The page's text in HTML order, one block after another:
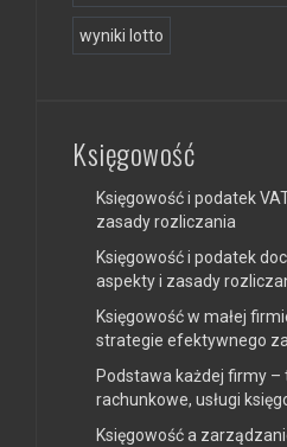
wyniki lotto
Księgowość
Księgowość i podatek
zasady rozliczania
Księgowość i podatek
aspekty i zasady
Księgowość w małej
strategie efektywnego
Podstawa każdej firmy –
rachunkowe, usługi
Księgowość a